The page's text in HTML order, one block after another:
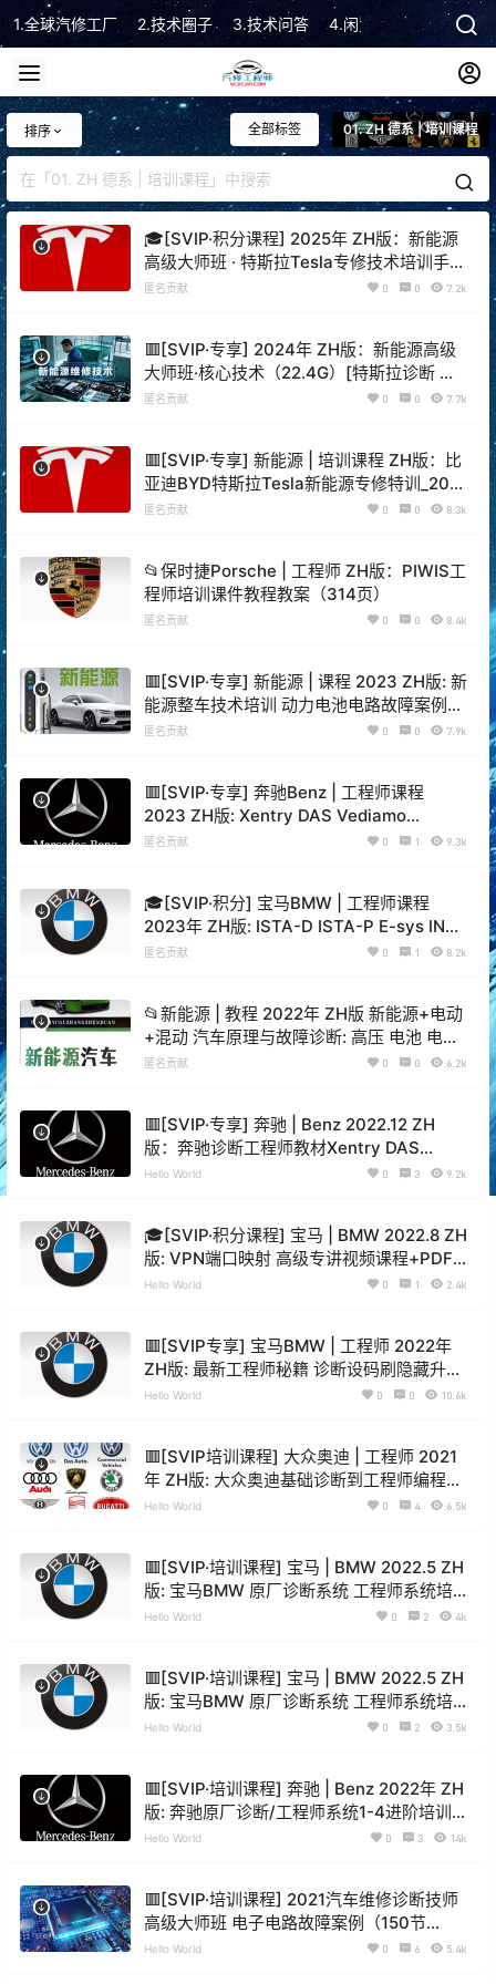
1.全球汽修工厂 2.技术圈子 3.技术问答 4.闲置市场 5.技术顾
排序 全部标签 01. ZH 德系 | 培训课程
🎓[SVIP·积分课程] 2025年 ZH版：新能源
高级大师班 · 特斯拉Tesla专修技术培训手册
（287页）
匿名贡献 0 0 7.2k
🟥[SVIP·专享] 2024年 ZH版：新能源高级
大师班·核心技术（22.4G）[特斯拉诊断 奔
驰48V轻混 丰田双擎混动 比亚迪易四方云
匿名贡献 0 0 7.7k
🟥[SVIP·专享] 新能源 | 培训课程 ZH版：比
亚迪BYD特斯拉Tesla新能源专修特训_20节
（9.5G）
匿名贡献 0 0 8.3k
📂保时捷Porsche | 工程师 ZH版：PIWIS工
程师培训课件教程教案（314页）
匿名贡献 0 0 8.4k
🟥[SVIP·专享] 新能源 | 课程 2023 ZH版: 新
能源整车技术培训 动力电池电路故障案例分
析（16.8G）
匿名贡献 0 0 7.9k
🟥[SVIP·专享] 奔驰Benz | 工程师课程
2023 ZH版: Xentry DAS Vediamo
DTS9.02编程设码编码案例课程 22节
匿名贡献 0 1 9.3k
🎓[SVIP·积分] 宝马BMW | 工程师课程
2023年 ZH版: ISTA-D ISTA-P E-sys INPA
Tool32 EFG系编程课程 18节（9.4G）
匿名贡献 0 1 8.2k
📂新能源 | 教程 2022年 ZH版 新能源+电动
+混动 汽车原理与故障诊断: 高压 电池 电路
电机 控制器故障案例（284页）
匿名贡献 0 0 6.2k
🟥[SVIP·专享] 奔驰 | Benz 2022.12 ZH
版：奔驰诊断工程师教材Xentry DAS
Vediamo DTS编程 升级 加装 改装 刷隐藏
Hello World 0 3 9.2k
🎓[SVIP·积分课程] 宝马 | BMW 2022.8 ZH
版: VPN端口映射 高级专讲视频课程+PDF
讲义(4.42G)
Hello World 0 1 2.4k
🟥[SVIP专享] 宝马BMW | 工程师 2022年
ZH版: 最新工程师秘籍 诊断设码刷隐藏升级
改装 [上册+下册] (710页500M)
Hello World 0 0 10.6k
🟥[SVIP培训课程] 大众奥迪 | 工程师 2021
年 ZH版: 大众奥迪基础诊断到工程师编程特
训课程 匹配 防盗 解保护 在线SVM 代码升
Hello World 0 4 6.5k
🟥[SVIP·培训课程] 宝马 | BMW 2022.5 ZH
版: 宝马BMW 原厂诊断系统 工程师系统培
训课程 培训视频 原价2580元(19.3G)
Hello World 0 2 4k
🟥[SVIP·培训课程] 宝马 | BMW 2022.5 ZH
版: 宝马BMW 原厂诊断系统 工程师系统培
训课程 培训课件 原价2580元(233页70M)
Hello World 0 2 3.5k
🟥[SVIP·培训课程] 奔驰 | Benz 2022年 ZH
版: 奔驰原厂诊断/工程师系统1-4进阶培训
Vediamo DTS 9.02改装 培训课件(627页
Hello World 0 3 14k
🟥[SVIP·培训课程] 2021汽车维修诊断技师
高级大师班 电子电路故障案例（150节
81G）
Hello World 0 6 5.4k